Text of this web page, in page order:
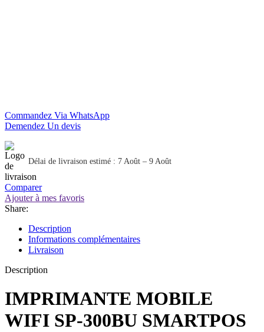
Commandez Via WhatsApp
Demendez Un devis
Délai de livraison estimé : 7 Août – 9 Août
Comparer
Ajouter à mes favoris
Share:
Description
Informations complémentaires
Livraison
Description
IMPRIMANTE MOBILE
WIFI SP-300BU SMARTPOS